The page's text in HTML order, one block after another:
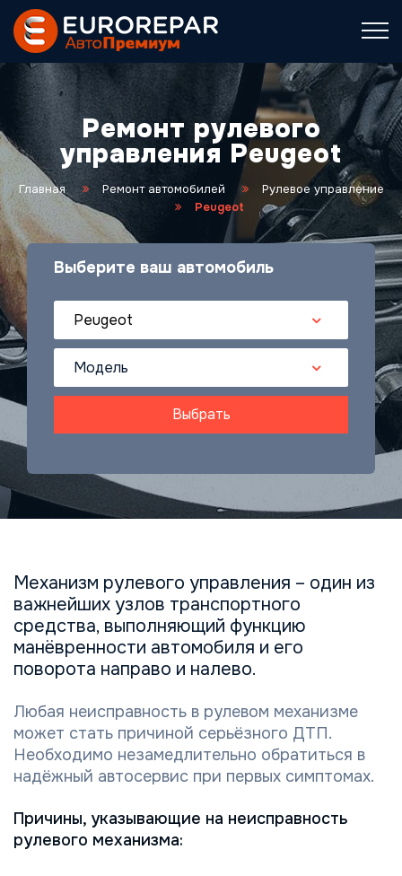
Ремонт рулевого
управления Peugeot
Главная Ремонт автомобилей
Рулевое управление
Peugeot
Выберите ваш автомобиль
Peugeot
Модель
Выбрать
Механизм рулевого управления – один из
важнейших узлов транспортного
средства, выполняющий функцию
манёвренности автомобиля и его
поворота направо и налево.
Любая неисправность в рулевом механизме
может стать причиной серьёзного ДТП.
Необходимо незамедлительно обратиться в
надёжный автосервис при первых симптомах.
Причины, указывающие на неисправность
рулевого механизма: